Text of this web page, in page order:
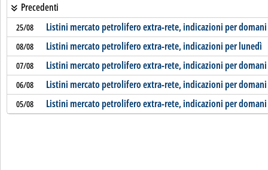
Precedenti
25/08 Listini mercato petrolifero extra-rete, indicazioni per domani
08/08 Listini mercato petrolifero extra-rete, indicazioni per lunedì
07/08 Listini mercato petrolifero extra-rete, indicazioni per domani
06/08 Listini mercato petrolifero extra-rete, indicazioni per domani
05/08 Listini mercato petrolifero extra-rete, indicazioni per domani